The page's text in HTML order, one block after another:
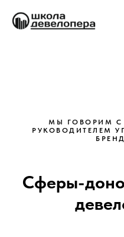
МЫ ГОВОРИМ С
РУКОВОДИТЕЛЕМ
Сферы-